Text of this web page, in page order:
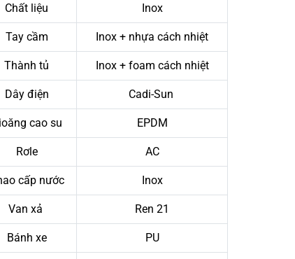
Chất liệu Inox
Tay cầm Inox + nhựa cách nhiệt
Thành tủ Inox + foam cách nhiệt
Dây điện Cadi-Sun
cao su EPDM
Rơle AC
cấp nước Inox
Van xả Ren 21
Bánh xe PU